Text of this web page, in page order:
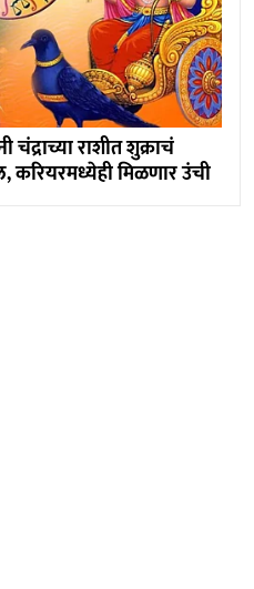
राशीत शुक्राचं
करियरमध्येही मिळणार उंची